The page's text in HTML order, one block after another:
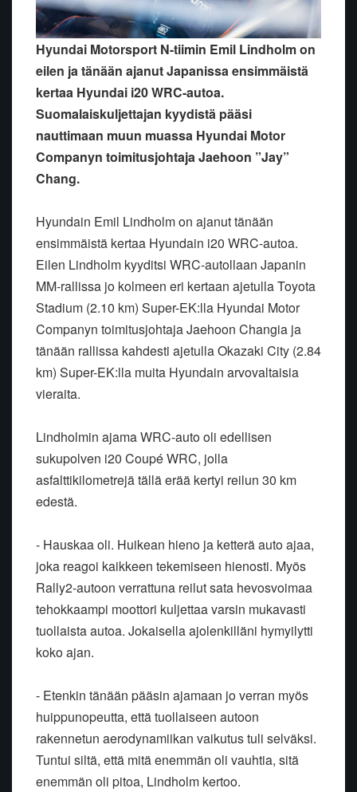
Hyundai Motorsport N-tiimin Emil Lindholm on
eilen ja tänään ajanut Japanissa ensimmäistä
kertaa Hyundai i20 WRC-autoa.
Suomalaiskuljettajan kyydistä pääsi
nauttimaan muun muassa Hyundai Motor
Companyn toimitusjohtaja Jaehoon ”Jay”
Chang.
Hyundain Emil Lindholm on ajanut tänään
ensimmäistä kertaa Hyundain i20 WRC-autoa.
Eilen Lindholm kyyditsi WRC-autollaan Japanin
MM-rallissa jo kolmeen eri kertaan ajetulla Toyota
Stadium (2.10 km) Super-EK:lla Hyundai Motor
Companyn toimitusjohtaja Jaehoon Changia ja
tänään rallissa kahdesti ajetulla Okazaki City (2.84
km) Super-EK:lla muita Hyundain arvovaltaisia
vieraita.
Lindholmin ajama WRC-auto oli edellisen
sukupolven i20 Coupé WRC, jolla
asfalttikilometrejä tällä erää kertyi reilun 30 km
edestä.
- Hauskaa oli. Huikean hieno ja ketterä auto ajaa,
joka reagoi kaikkeen tekemiseen hienosti. Myös
Rally2-autoon verrattuna reilut sata hevosvoimaa
tehokkaampi moottori kuljettaa varsin mukavasti
tuollaista autoa. Jokaisella ajolenkilläni hymyilytti
koko ajan.
- Etenkin tänään pääsin ajamaan jo verran myös
huippunopeutta, että tuollaiseen autoon
rakennetun aerodynamiikan vaikutus tuli selväksi.
Tuntui siltä, että mitä enemmän oli vauhtia, sitä
enemmän oli pitoa, Lindholm kertoo.